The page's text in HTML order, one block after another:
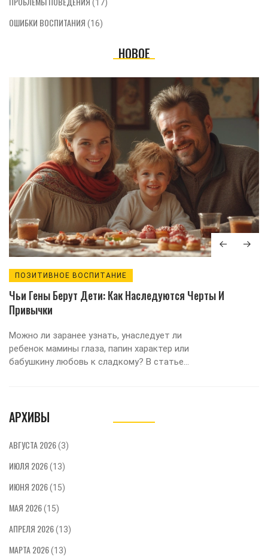
(17)
ОШИБКИ ВОСПИТАНИЯ (16)
НОВОЕ
ПОЗИТИВНОЕ ВОСПИТАНИЕ
Чьи Гены Берут Дети: Как Наследуются Черты И
Привычки
Можно ли заранее узнать, унаследует ли
ребенок мамины глаза, папин характер или
бабушкину любовь к сладкому? В статье
воспитанием. Обсудим мифы и факты о
узнаете, почему даже у самых похожих
близнецов характер бывает разным.
Поделюсь советами, как поддерживать
генетику.
АРХИВЫ
АВГУСТА 2026(3)
ИЮЛЯ 2026(13)
ИЮНЯ 2026(15)
МАЯ 2026(15)
АПРЕЛЯ 2026(13)
МАРТА 2026(13)